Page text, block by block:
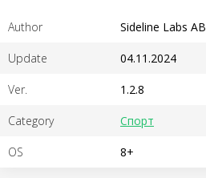
Author Sideline Labs AB
Update 04.11.2024
Ver. 1.2.8
Category Спорт
OS 8+